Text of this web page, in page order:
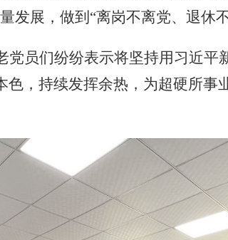
展，做到“离岗不离党、退休不
党员们纷纷表示将坚持用习近平
，持续发挥余热，为超硬所事